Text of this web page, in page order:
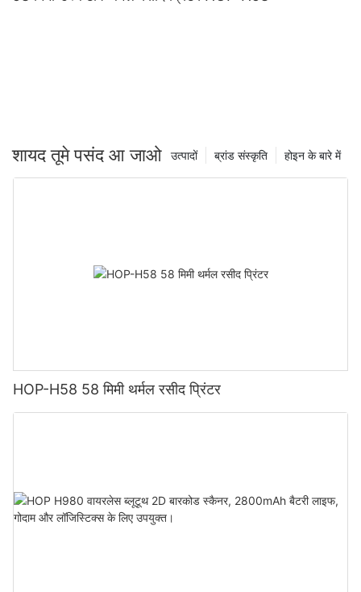
शायद तूमे पसंद आ जाओ होइन के बारे में
ब्रांड संस्कृति
उत्पादों
HOP-H58 58 मिमी थर्मल रसीद प्रिंटर